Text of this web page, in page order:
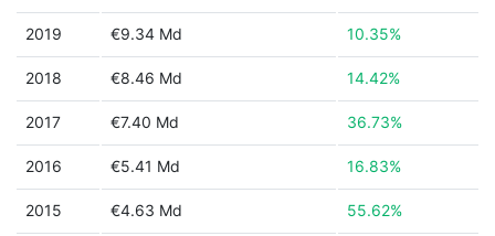
2019 €9.34 Md 10.35%
2018 €8.46 Md 14.42%
2017 €7.40 Md 36.73%
2016 €5.41 Md 16.83%
2015 €4.63 Md 55.62%